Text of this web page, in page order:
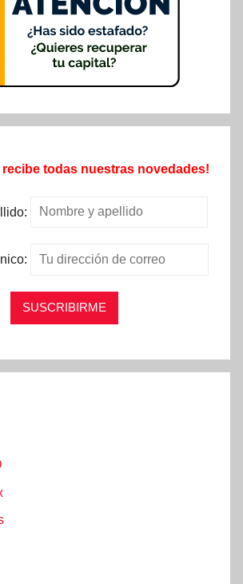
recibe todas nuestras novedades!